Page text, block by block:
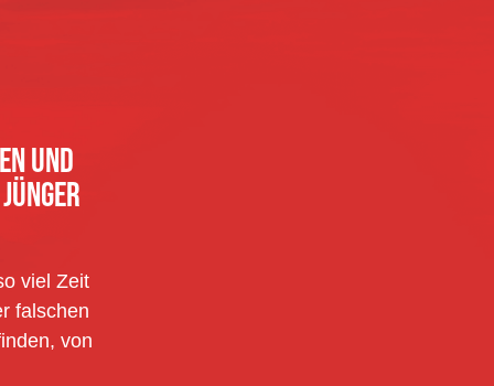
UND
viel Zeit
falschen
von